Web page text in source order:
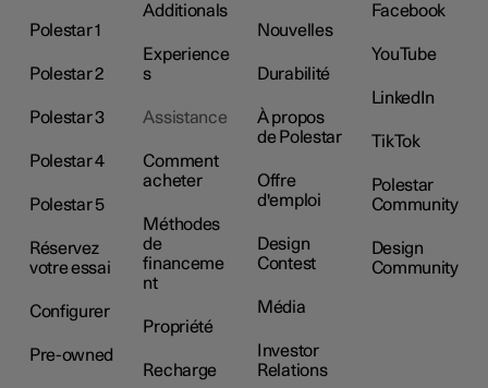
Polestar 1
Polestar 2
Polestar 3
Polestar 4
Polestar 5
Réservez
votre essai
Configurer
Pre-owned
Additionals
Experience
s
Assistance
Comment
acheter
Méthodes
de
financeme
nt
Propriété
Recharge
Nouvelles
Durabilité
À propos
de Polestar
Offre
d'emploi
Design
Contest
Média
Investor
Relations
Facebook
YouTube
LinkedIn
TikTok
Polestar
Community
Design
Community